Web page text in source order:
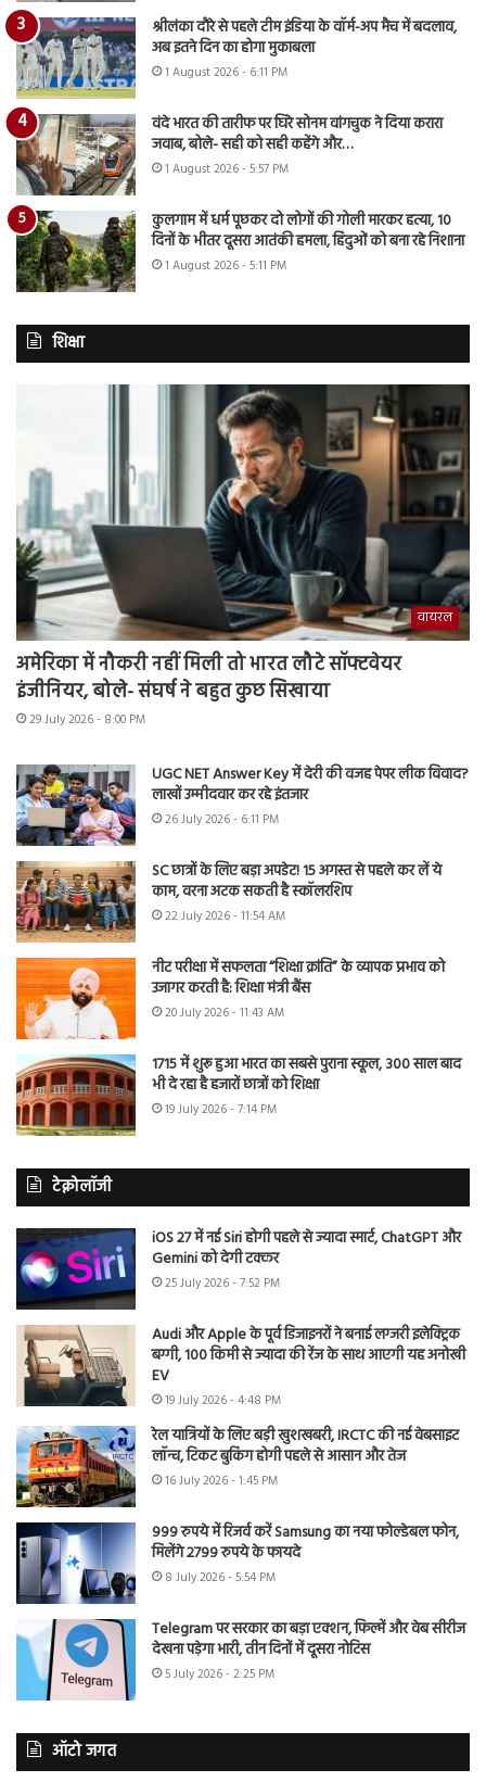
श्रीलंका दौरे से पहले टीम इंडिया के वॉर्म-अप मैच में बदलाव,
अब इतने दिन का होगा मुकाबला
1 August 2026 - 6:11 PM
वंदे भारत की तारीफ पर घिरे सोनम वांगचुक ने दिया करारा
जवाब, बोले- सही को सही कहेंगे और…
1 August 2026 - 5:57 PM
कुलगाम में धर्म पूछकर दो लोगों की गोली मारकर हत्या, 10
दिनों के भीतर दूसरा आतंकी हमला, हिंदुओं को बना रहे निशाना
1 August 2026 - 5:11 PM
शिक्षा
वायरल
अमेरिका में नौकरी नहीं मिली तो भारत लौटे सॉफ्टवेयर
इंजीनियर, बोले- संघर्ष ने बहुत कुछ सिखाया
29 July 2026 - 8:00 PM
UGC NET Answer Key में देरी की वजह पेपर लीक विवाद?
लाखों उम्मीदवार कर रहे इंतजार
26 July 2026 - 6:11 PM
SC छात्रों के लिए बड़ा अपडेट! 15 अगस्त से पहले कर लें ये
काम, वरना अटक सकती है स्कॉलरशिप
22 July 2026 - 11:54 AM
नीट परीक्षा में सफलता “शिक्षा क्रांति” के व्यापक प्रभाव को
उजागर करती है: शिक्षा मंत्री बैंस
20 July 2026 - 11:43 AM
1715 में शुरू हुआ भारत का सबसे पुराना स्कूल, 300 साल बाद
भी दे रहा है हजारों छात्रों को शिक्षा
19 July 2026 - 7:14 PM
टेक्नोलॉजी
iOS 27 में नई Siri होगी पहले से ज्यादा स्मार्ट, ChatGPT और
Gemini को देगी टक्कर
25 July 2026 - 7:52 PM
Audi और Apple के पूर्व डिजाइनरों ने बनाई लग्जरी इलेक्ट्रिक
बग्गी, 100 किमी से ज्यादा की रेंज के साथ आएगी यह अनोखी
EV
19 July 2026 - 4:48 PM
रेल यात्रियों के लिए बड़ी खुशखबरी, IRCTC की नई वेबसाइट
लॉन्च, टिकट बुकिंग होगी पहले से आसान और तेज
16 July 2026 - 1:45 PM
999 रुपये में रिजर्व करें Samsung का नया फोल्डेबल फोन,
मिलेंगे 2799 रुपये के फायदे
8 July 2026 - 5:54 PM
Telegram पर सरकार का बड़ा एक्शन, फिल्में और वेब सीरीज
देखना पड़ेगा भारी, तीन दिनों में दूसरा नोटिस
5 July 2026 - 2:25 PM
ऑटो जगत